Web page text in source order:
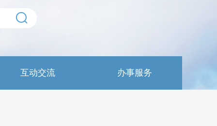
互动交流 办事服务